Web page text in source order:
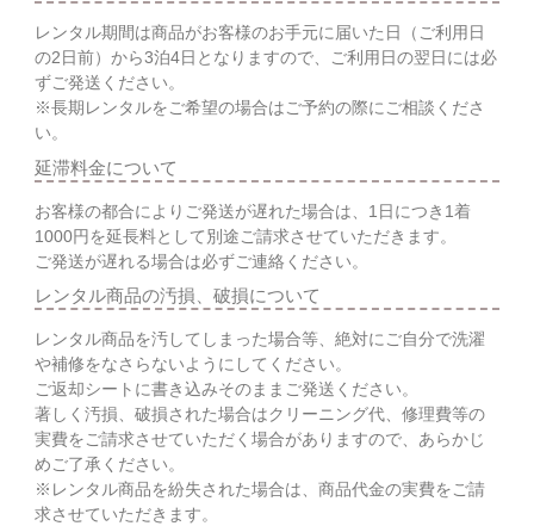
レンタル期間は商品がお客様のお手元に届いた日（ご利用日
の2日前）から3泊4日となりますので、ご利用日の翌日には必
ずご発送ください。
※長期レンタルをご希望の場合はご予約の際にご相談くださ
い。
延滞料金について
お客様の都合によりご発送が遅れた場合は、1日につき1着
1000円を延長料として別途ご請求させていただきます。
ご発送が遅れる場合は必ずご連絡ください。
レンタル商品の汚損、破損について
レンタル商品を汚してしまった場合等、絶対にご自分で洗濯
や補修をなさらないようにしてください。
ご返却シートに書き込みそのままご発送ください。
著しく汚損、破損された場合はクリーニング代、修理費等の
実費をご請求させていただく場合がありますので、あらかじ
めご了承ください。
※レンタル商品を紛失された場合は、商品代金の実費をご請
求させていただきます。